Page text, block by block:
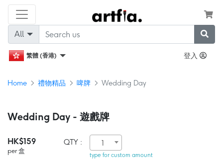
All
繁體 (香港) 登入
Home 禮物精品 啤牌 Wedding Day
Wedding Day - 遊戲牌
HK$159
per 盒
QTY : 1
type for custom amount